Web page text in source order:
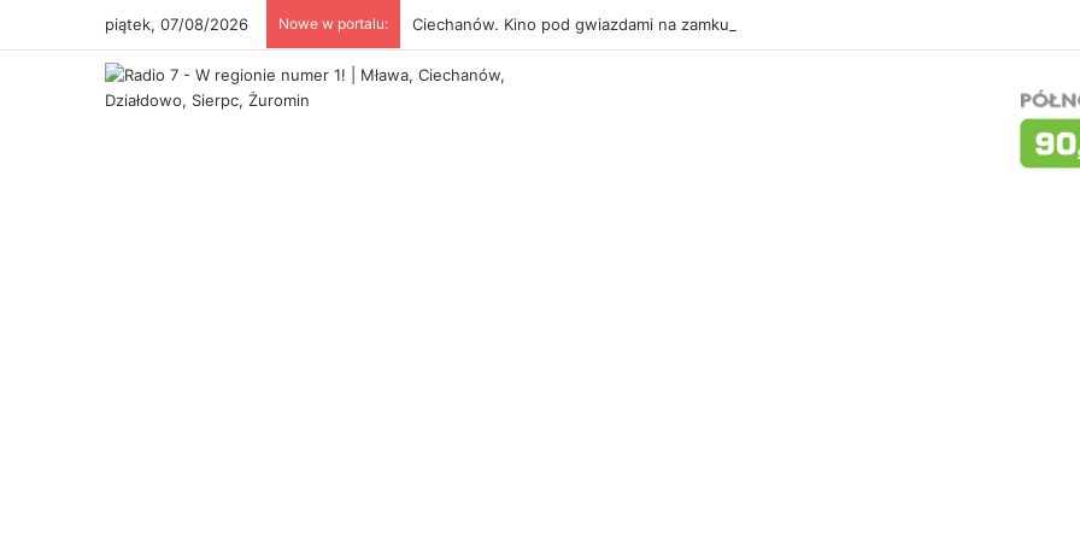
piątek, 07/08/2026 Nowe w portalu: Ciechanów. Kino pod gwiazdami na zamku. W sobotę „Ostatni pojedynek”